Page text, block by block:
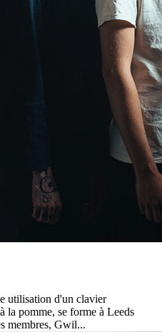
utilisation d'un clavier
la pomme, se forme à Leeds
membres, Gwil...